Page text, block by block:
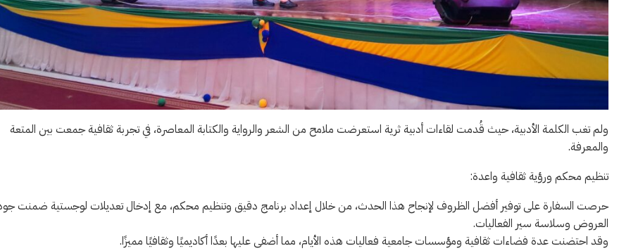
ولم تغب الكلمة الأدبية، حيث قُدمت لقاءات أدبية ثرية استعرضت ملامح من الشعر والرواية والكتابة المعاصرة، في تجربة ثقافية جمعت بين المتعة
والمعرفة.
تنظيم محكم ورؤية ثقافية واعدة:
حرصت السفارة على توفير أفضل الظروف لإنجاح هذا الحدث، من خلال إعداد برنامج دقيق وتنظيم محكم، مع إدخال تعديلات لوجستية ضمنت
العروض وسلاسة سير الفعاليات.
وقد احتضنت عدة فضاءات ثقافية ومؤسسات جامعية فعاليات هذه الأيام، مما أضفى عليها بعدًا أكاديميًا وثقافيًا مميزًا.